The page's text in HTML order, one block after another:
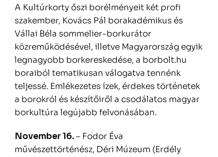
A Kultúrkorty őszi borélményeit két profi
szakember, Kovács Pál borakadémikus és
Vállai Béla sommelier-borkurátor
közreműködésével, illetve Magyarország egyik
legnagyobb borkereskedése, a borbolt.hu
boraiból tematikusan válogatva tennénk
teljessé. Emlékezetes ízek, érdekes történetek
a borokról és készítőiről a csodálatos magyar
borkultúra legújabb felvonásában.
November 16.– Fodor Éva
művészettörténész, Déri Múzeum (Erdély